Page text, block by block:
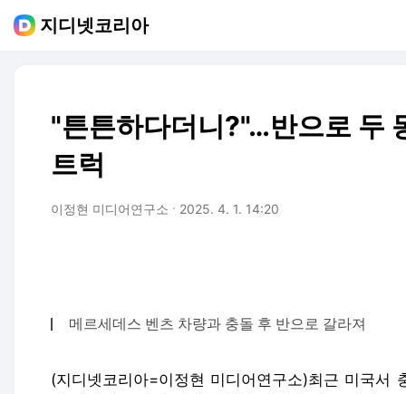
지디넷코리아
"튼튼하다더니?"…반으로 두
트럭
이정현 미디어연구소 2025. 4. 1. 14:20
메르세데스 벤츠 차량과 충돌 후 반으로 갈라져
(지디넷코리아=이정현 미디어연구소)최근 미국서